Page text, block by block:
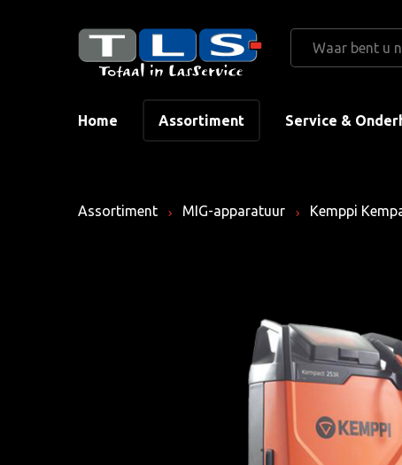
Home Assortiment Service &
Assortiment MIG-apparatuur Kemppi